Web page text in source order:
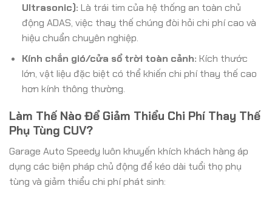
Ultrasonic): Là trái tim của hệ thống an toàn chủ
động ADAS, việc thay thế chúng đòi hỏi chi phí cao và
hiệu chuẩn chuyên nghiệp.
Kính chắn gió/cửa sổ trời toàn cảnh: Kích thước
lớn, vật liệu đặc biệt có thể khiến chi phí thay thế cao
hơn kính thông thường.
Làm Thế Nào Để Giảm Thiểu Chi Phí Thay Thế
Phụ Tùng CUV?
Garage Auto Speedy luôn khuyến khích khách hàng áp
dụng các biện pháp chủ động để kéo dài tuổi thọ phụ
tùng và giảm thiểu chi phí phát sinh: